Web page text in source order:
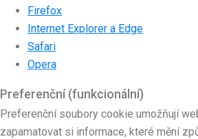
Firefox
Internet Explorer a Edge
Safari
Opera
Preferenční (funkcionální)
Preferenční soubory cookie umožňují
zapamatovat si informace, které mění